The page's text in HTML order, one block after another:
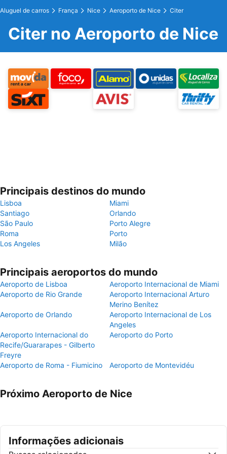
Aluguel de carros França Nice Aeroporto de Nice Citer
Citer no Aeroporto de Nice
Principais destinos do mundo
Lisboa
Miami
Santiago
Orlando
São Paulo
Porto Alegre
Roma
Porto
Los Angeles
Milão
Principais aeroportos do mundo
Aeroporto de Lisboa
Aeroporto Internacional de Miami
Aeroporto de Rio Grande
Aeroporto Internacional Arturo
Merino Benítez
Aeroporto de Orlando
Aeroporto Internacional de Los
Angeles
Aeroporto Internacional do
Recife/Guararapes - Gilberto
Freyre
Aeroporto do Porto
Aeroporto de Roma - Fiumicino Aeroporto de Montevidéu
Próximo Aeroporto de Nice
Informações adicionais